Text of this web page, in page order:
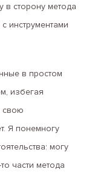
в сторону метода
инструментами
в простом
избегая
свою
Я понемногу
могу
части метода